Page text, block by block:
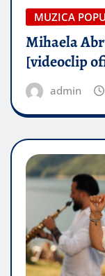
MUZICA
Mihaela
[videoclip
admin